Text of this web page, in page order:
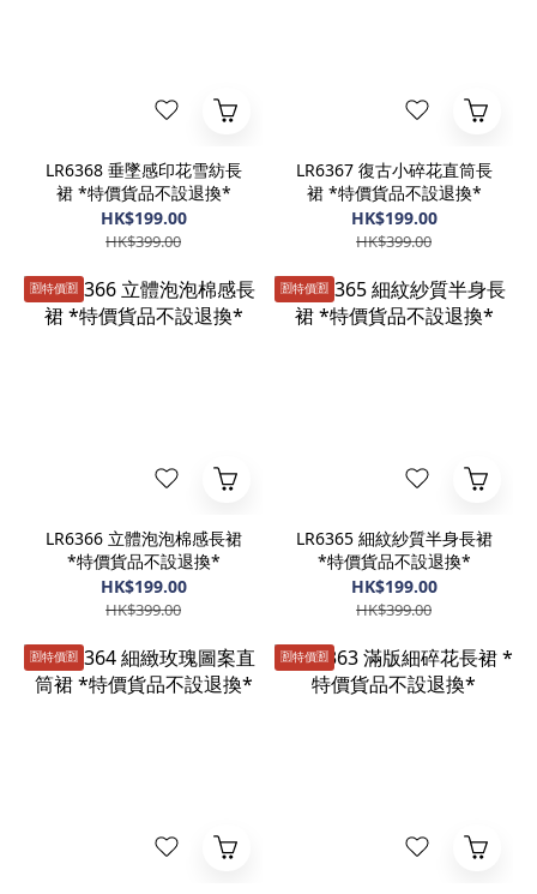
LR6368 垂墜感印花雪紡長
裙 *特價貨品不設退換*
HK$199.00
HK$399.00
LR6367 復古小碎花直筒長
裙 *特價貨品不設退換*
HK$199.00
HK$399.00
🈹️特價🈹️
LR6366 立體泡泡棉感長裙
*特價貨品不設退換*
HK$199.00
HK$399.00
🈹️特價🈹️
LR6365 細紋紗質半身長裙
*特價貨品不設退換*
HK$199.00
HK$399.00
🈹️特價🈹️ 🈹️特價🈹️